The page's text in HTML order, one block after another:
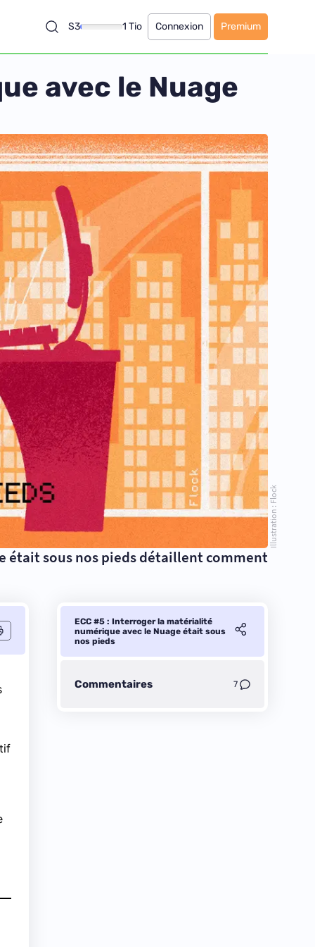
S3 1 Tio Connexion Premium
avec le Nuage
Illustration : Flock
était sous nos pieds détaillent comment
ECC #5 : Interroger la matérialité
numérique avec le Nuage était sous
nos pieds
Commentaires 7